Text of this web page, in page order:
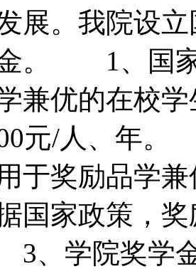
展。我院设
金。 1、国
兼优的在校
元/人、
于奖励品学
国家政策，
、学院奖